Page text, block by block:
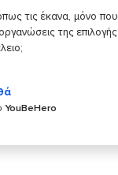
δίνετε την